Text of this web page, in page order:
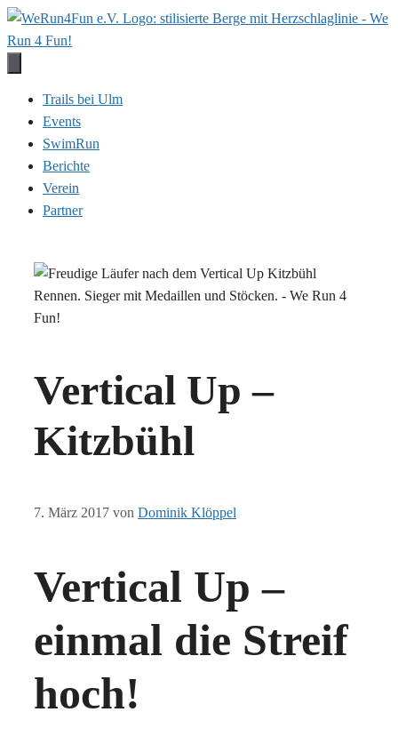
Zum
Inhalt
Trails bei Ulm
Events
SwimRun
Berichte
Verein
Partner
Vertical Up –
Kitzbühl
7. März 2017 von Dominik Klöppel
Vertical Up –
einmal die Streif
hoch!